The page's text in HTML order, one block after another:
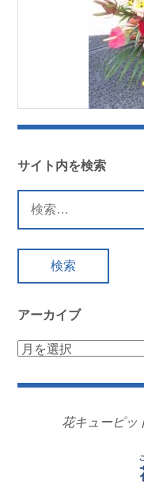
サイト内を検索
索:
アーカイブ
ア
カ
花キューピッ